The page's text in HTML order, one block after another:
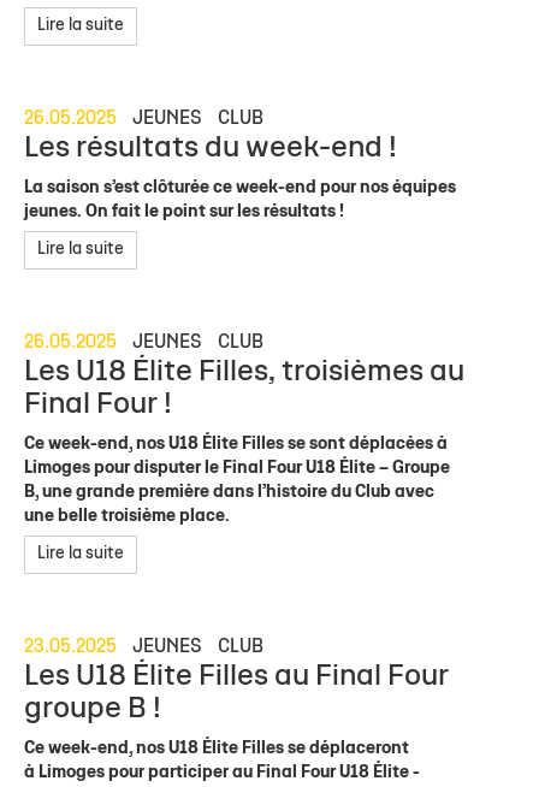
Lire la suite
26.05.2025 JEUNES CLUB
Les résultats du week-end !
La saison s’est clôturée ce week-end pour nos équipes
jeunes. On fait le point sur les résultats !
Lire la suite
26.05.2025 JEUNES CLUB
Les U18 Élite Filles, troisièmes au
Final Four !
Ce week-end, nos U18 Élite Filles se sont déplacées à
Limoges pour disputer le Final Four U18 Élite – Groupe
B, une grande première dans l’histoire du Club avec
une belle troisième place.
Lire la suite
23.05.2025 JEUNES CLUB
Les U18 Élite Filles au Final Four
groupe B !
Ce week-end, nos U18 Élite Filles se déplaceront
à Limoges pour participer au Final Four U18 Élite -